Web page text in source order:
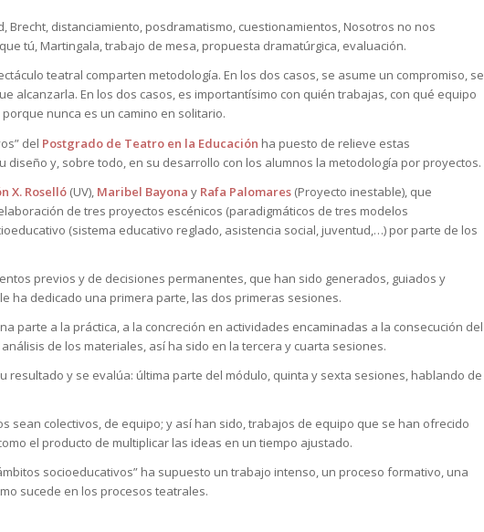
Brecht, distanciamiento, posdramatismo, cuestionamientos, Nosotros no nos
tú, Martingala,trabajo de mesa, propuesta dramatúrgica, evaluación.
teatral comparten metodología. En los dos casos, se asume un compromiso, se
alcanzarla. En los dos casos, es importantísimo con quién trabajas, con qué equipo
nunca es un camino en solitario.
” del Postgrado de Teatro en la Educación ha puesto de relieve estas
diseño y, sobre todo, en su desarrollo con los alumnos la metodología por proyectos.
X. Roselló (UV), Maribel Bayona y Rafa Palomares (Proyecto inestable), que
de tres proyectos escénicos (paradigmáticos de tres modelos
(sistema educativo reglado, asistencia social, juventud,…) por parte de los
previos y de decisiones permanentes, que han sido generados, guiados y
ha dedicado una primera parte, las dos primeras sesiones.
parte a la práctica, a la concreción en actividades encaminadas a la consecución del
de los materiales, así ha sido en la tercera y cuarta sesiones.
resultado y se evalúa: última parte del módulo, quinta y sexta sesiones, hablando de
sean colectivos, de equipo; y así han sido, trabajos de equipo que se han ofrecido
el producto de multiplicar las ideas en un tiempo ajustado.
socioeducativos” ha supuesto un trabajo intenso, un proceso formativo, una
sucede en los procesos teatrales.